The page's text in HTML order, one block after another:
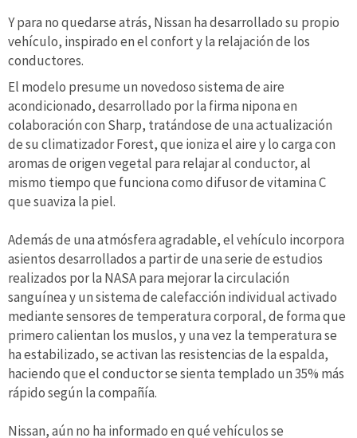
Y para no quedarse atrás, Nissan ha desarrollado su propio
vehículo, inspirado en el confort y la relajación de los
conductores.
El modelo presume un novedoso sistema de aire
acondicionado, desarrollado por la firma nipona en
colaboración con Sharp, tratándose de una actualización
de su climatizador Forest, que ioniza el aire y lo carga con
aromas de origen vegetal para relajar al conductor, al
mismo tiempo que funciona como difusor de vitamina C
que suaviza la piel.
Además de una atmósfera agradable, el vehículo incorpora
asientos desarrollados a partir de una serie de estudios
realizados por la NASA para mejorar la circulación
sanguínea y un sistema de calefacción individual activado
mediante sensores de temperatura corporal, de forma que
primero calientan los muslos, y una vez la temperatura se
ha estabilizado, se activan las resistencias de la espalda,
haciendo que el conductor se sienta templado un 35% más
rápido según la compañía.
Nissan, aún no ha informado en qué vehículos se